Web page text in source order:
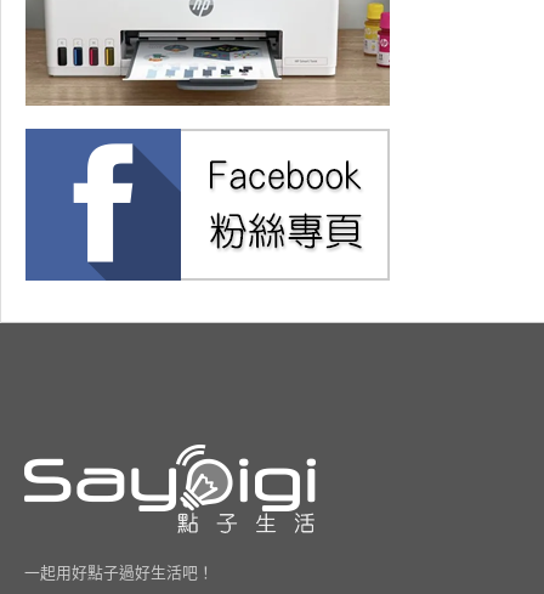
一起用好點子過好生活吧！